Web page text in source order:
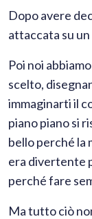
Dopo avere
attaccata su
Poi noi
scelto,
immaginarti il
piano piano si
bello perché la
era divertente
perché fare
Ma tutto ciò